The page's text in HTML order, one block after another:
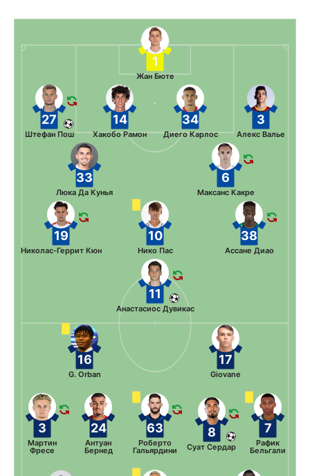
1
Жан Бюте
3
Алекс Валье
34
Диего Карлос
14
Хакобо Рамон
27
Штефан Пош
6
Максанс Какре
33
Люка Да Кунья
38
Ассане Диао
10
Нико Пас
19
Николас-Геррит Кюн
11
Анастасиос Дувикас
3
Мартин
Фресе
24
Антуан
Бернед
63
Роберто
Гальярдини
8
Суат Сердар
7
Рафик
Бельгали
16
G. Orban
17
Giovane